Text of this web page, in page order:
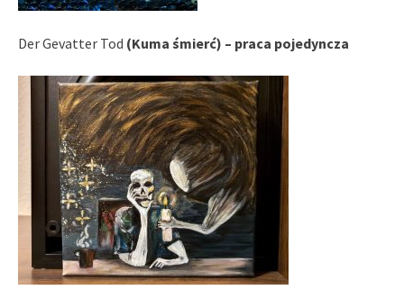
Der Gevatter Tod (Kuma śmierć) – praca pojedyncza